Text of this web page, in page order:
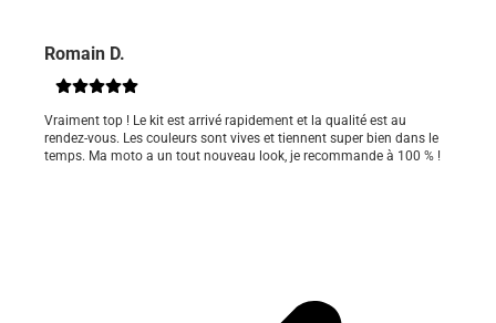
Romain D.
Vraiment top ! Le kit est arrivé rapidement et la qualité est au
rendez-vous. Les couleurs sont vives et tiennent super bien dans le
temps. Ma moto a un tout nouveau look, je recommande à 100 % !